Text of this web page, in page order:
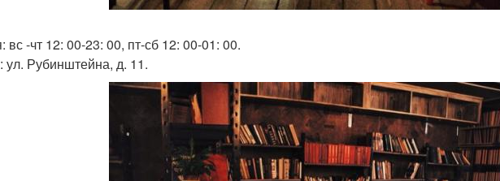
вс -чт 12: 00-23: 00, пт-сб 12: 00-01: 00.
ул. Рубинштейна, д. 11.